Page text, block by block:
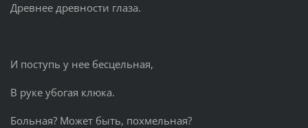
Древнее древности глаза.
И поступь у нее бесцельная,
В руке убогая клюка.
Больная? Может быть, похмельная?